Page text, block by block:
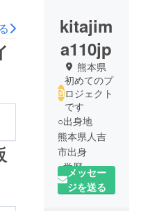
kitajim
a110jp
熊本県
初めてのプ
ロジェクト
です
○出身地
熊本県人吉
市出身
○学歴
球磨商業高
等学校卒業
メッセー
ジを送る